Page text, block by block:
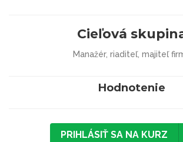
Cieľová
Manažér, riaditeľ, majiteľ
Hodnotenie
PRIHLÁSIŤ SA NA KURZ